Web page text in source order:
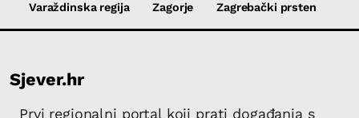
Varaždinska regija
Zagorje Zagrebački prsten
Sjever.hr
Prvi regionalni portal koji prati događanja s